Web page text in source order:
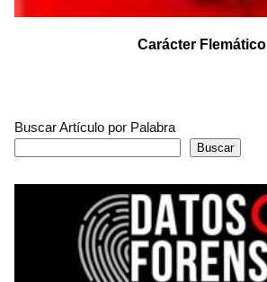
Carácter Flemático
Buscar Artículo por Palabra
Buscar